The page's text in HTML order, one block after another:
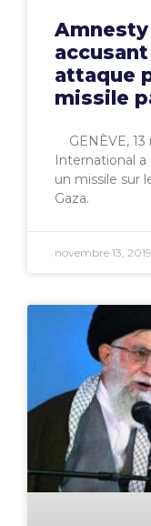
attaque
missile
GENÈVE, 13
International a
un missile sur
Gaza.
novembre 13, 2019